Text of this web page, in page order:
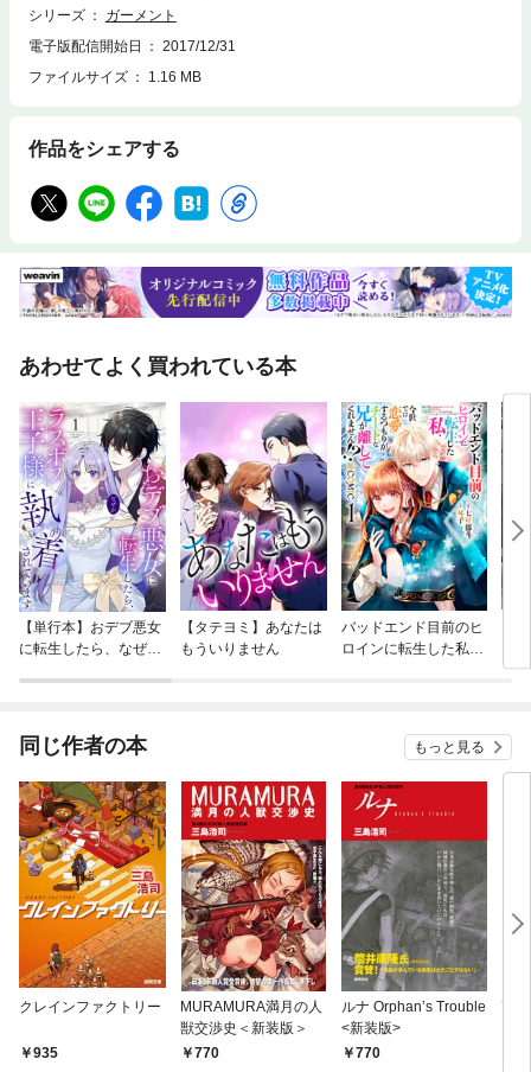
シリーズ
ガーメント
電子版配信開始日
2017/12/31
ファイルサイズ
1.16 MB
作品をシェアする
あわせてよく買われている本
【単行本】おデブ悪女
に転生したら、なぜか
【タテヨミ】あなたは
もういりません
バッドエンド目前のヒ
ロインに転生した私、
同じ作者の本 もっと見る
クレインファクトリー
935
MURAMURA満月の人
獣交渉史＜新装版＞
770
ルナ Orphan’s Trouble
<新装版>
770
高